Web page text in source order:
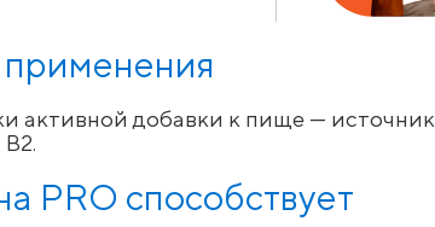
активной добавки к пище —
PRO способствует